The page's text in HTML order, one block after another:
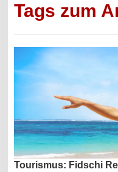
Tags zum
Tourismus: Fidschi